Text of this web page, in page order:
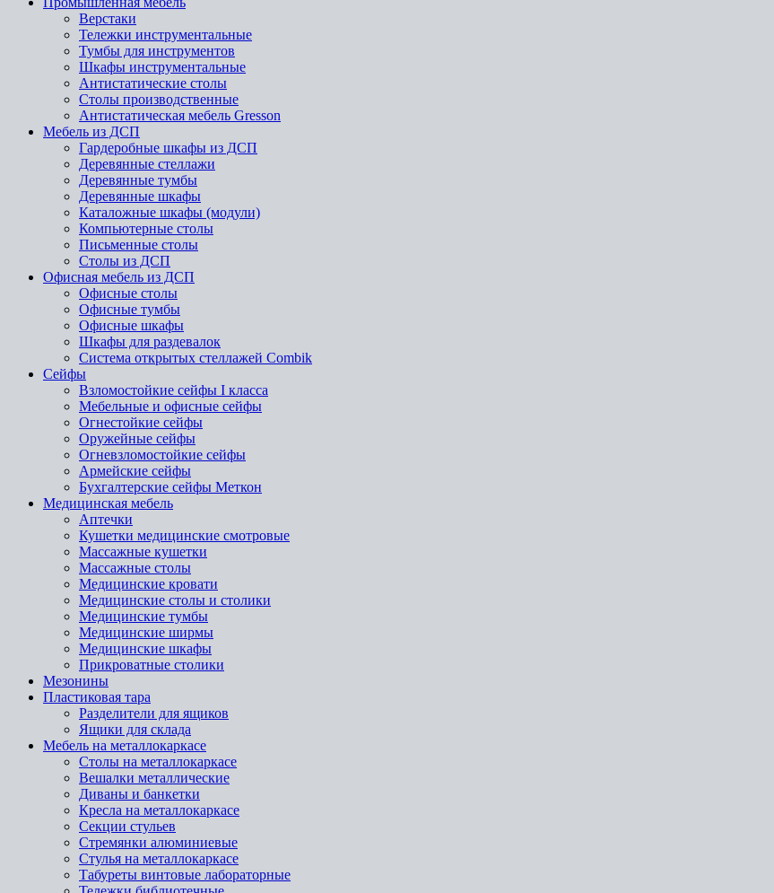
Верстаки
Тележки инструментальные
Тумбы для инструментов
Шкафы инструментальные
Антистатические столы
Столы производственные
Антистатическая мебель Gresson
Мебель из ДСП
Гардеробные шкафы из ДСП
Деревянные стеллажи
Деревянные тумбы
Деревянные шкафы
Каталожные шкафы (модули)
Компьютерные столы
Письменные столы
Столы из ДСП
Офисная мебель из ДСП
Офисные столы
Офисные тумбы
Офисные шкафы
Шкафы для раздевалок
Система открытых стеллажей Combik
Сейфы
Взломостойкие сейфы I класса
Мебельные и офисные сейфы
Огнестойкие сейфы
Оружейные сейфы
Огневзломостойкие сейфы
Армейские сейфы
Бухгалтерские сейфы Меткон
Медицинская мебель
Аптечки
Кушетки медицинские смотровые
Массажные кушетки
Массажные столы
Медицинские кровати
Медицинские столы и столики
Медицинские тумбы
Медицинские ширмы
Медицинские шкафы
Прикроватные столики
Мезонины
Пластиковая тара
Разделители для ящиков
Ящики для склада
Мебель на металлокаркасе
Cтолы на металлокаркасе
Вешалки металлические
Диваны и банкетки
Кресла на металлокаркасе
Секции стульев
Стремянки алюминиевые
Стулья на металлокаркасе
Табуреты винтовые лабораторные